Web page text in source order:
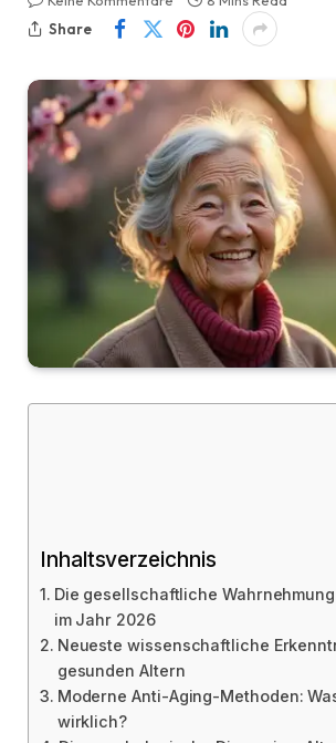
Share
Inhaltsverzeichnis
Die gesellschaftliche
im Jahr 2026
Neueste wissenschaftliche
gesunden Altern
Moderne Anti-Aging-Methoden:
wirklich?